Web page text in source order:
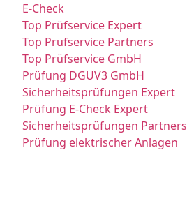
E-Check
Top Prüfservice Expert
Top Prüfservice Partners
Top Prüfservice GmbH
Prüfung DGUV3 GmbH
Sicherheitsprüfungen Expert
Prüfung E-Check Expert
Sicherheitsprüfungen Partners
Prüfung elektrischer Anlagen